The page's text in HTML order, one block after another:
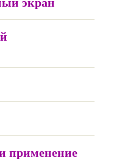
применение